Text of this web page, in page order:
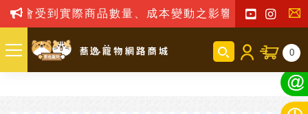
際商品數量、成本變動之影響，我司保留訂單接受與
聯
我
0